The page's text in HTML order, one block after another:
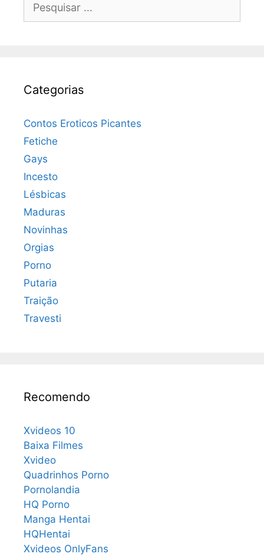
por:
Categorias
Contos Eroticos Picantes
Fetiche
Gays
Incesto
Lésbicas
Maduras
Novinhas
Orgias
Porno
Putaria
Traição
Travesti
Recomendo
Xvideos 10
Baixa Filmes
Xvideo
Quadrinhos Porno
Pornolandia
HQ Porno
Manga Hentai
HQHentai
Xvideos OnlyFans